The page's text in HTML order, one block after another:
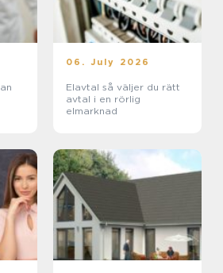
06. July 2026
Elavtal så väljer du rätt
avtal i en rörlig
elmarknad